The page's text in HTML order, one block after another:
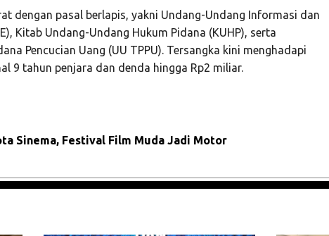
dengan pasal berlapis, yakni Undang-Undang Informasi dan
Kitab Undang-Undang Hukum Pidana (KUHP), serta
Pencucian Uang (UU TPPU). Tersangka kini menghadapi
9 tahun penjara dan denda hingga Rp2 miliar.
Sinema, Festival Film Muda Jadi Motor